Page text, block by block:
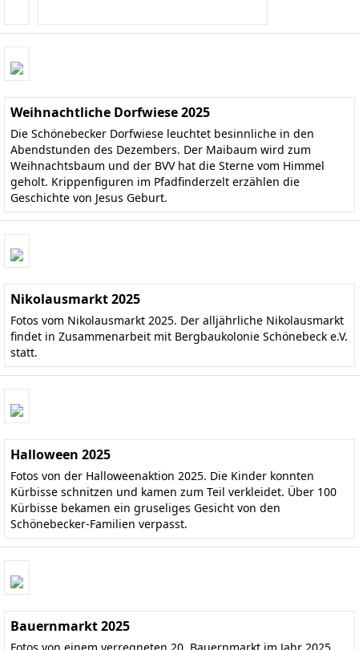
Weihnachtliche Dorfwiese 2025
Die Schönebecker Dorfwiese leuchtet besinnliche in den
Abendstunden des Dezembers. Der Maibaum wird zum
Weihnachtsbaum und der BVV hat die Sterne vom Himmel
geholt. Krippenfiguren im Pfadfinderzelt erzählen die
Geschichte von Jesus Geburt.
Nikolausmarkt 2025
Fotos vom Nikolausmarkt 2025. Der alljährliche Nikolausmarkt
findet in Zusammenarbeit mit Bergbaukolonie Schönebeck e.V.
statt.
Halloween 2025
Fotos von der Halloweenaktion 2025. Die Kinder konnten
Kürbisse schnitzen und kamen zum Teil verkleidet. Über 100
Kürbisse bekamen ein gruseliges Gesicht von den
Schönebecker-Familien verpasst.
Bauernmarkt 2025